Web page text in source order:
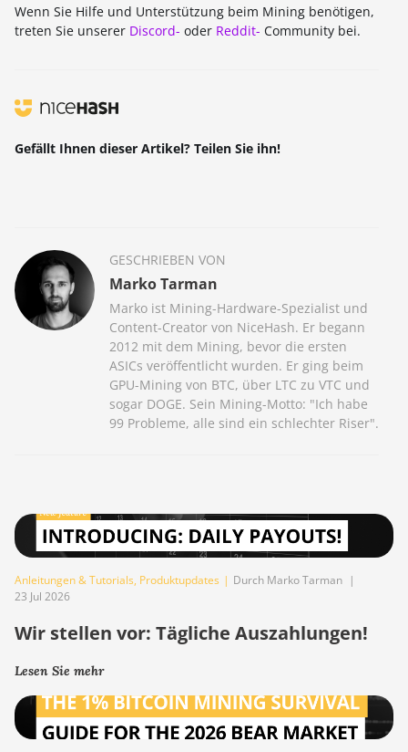
Wenn Sie Hilfe und Unterstützung beim Mining benötigen,
treten Sie unserer Discord- oder Reddit- Community bei.
Gefällt Ihnen dieser Artikel? Teilen Sie ihn!
GESCHRIEBEN VON
Marko Tarman
Marko ist Mining-Hardware-Spezialist und
Content-Creator von NiceHash. Er begann
2012 mit dem Mining, bevor die ersten
ASICs veröffentlicht wurden. Er ging beim
GPU-Mining von BTC, über LTC zu VTC und
sogar DOGE. Sein Mining-Motto: "Ich habe
99 Probleme, alle sind ein schlechter Riser".
Anleitungen & Tutorials, Produktupdates | Durch Marko Tarman |
23 Jul 2026
Wir stellen vor: Tägliche Auszahlungen!
Lesen Sie mehr